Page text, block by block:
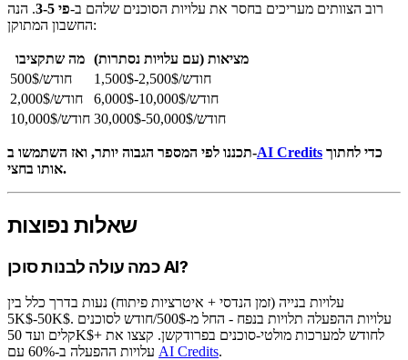
רוב הצוותים מעריכים בחסר את עלויות הסוכנים שלהם ב-פי 3-5
. הנה
החשבון המתוקן:
מה שתקציבו מציאות (עם עלויות נסתרות)
500$/חודש
1,500$-2,500$/חודש
2,000$/חודש
6,000$-10,000$/חודש
10,000$/חודש
30,000$-50,000$/חודש
תכננו לפי המספר הגבוה יותר, ואז השתמשו ב-AI Credits
אותו בחצי.
שאלות נפוצות
כמה עולה לבנות סוכן AI?
עלויות בנייה (זמן הנדסי + איטרציות פיתוח) נעות בדרך כלל בין
5K$-50K$. עלויות ההפעלה תלויות בנפח - החל מ-500$/חודש לסוכנים
קלים ועד 50K$+ לחודש למערכות מולטי-סוכנים בפרודקשן. קצצו את
AI Credits.